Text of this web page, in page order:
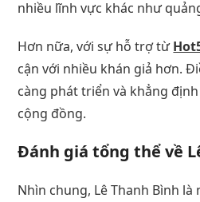
nhiều lĩnh vực khác như
Hơn nữa, với sự hỗ trợ từ
cận với nhiều khán giả hơn.
càng phát triển và khẳng
cộng đồng.
Đánh giá tổng thể về
Nhìn chung, Lê Thanh Bình